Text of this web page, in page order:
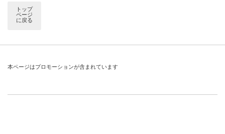
トップ
ページ
に戻る
本ページはプロモーションが含まれています